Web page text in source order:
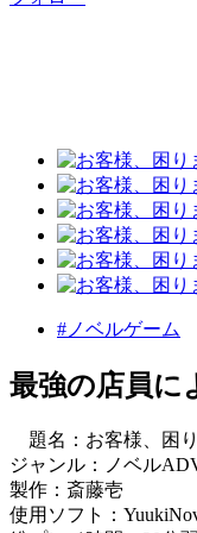
#ノベルゲーム
最強の店員に
題名：お客様、困
ジャンル：ノベル
製作：斎藤壱
使用ソフト：